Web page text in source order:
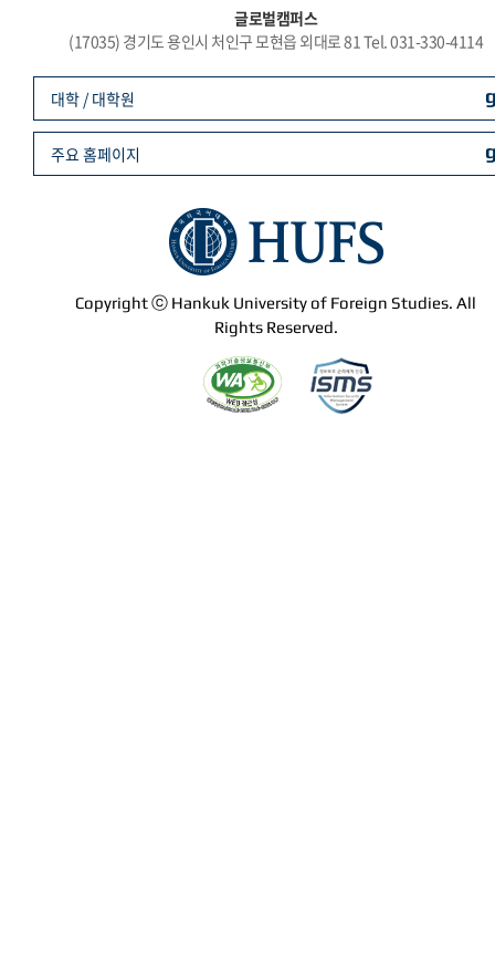
글로벌캠퍼스
(17035) 경기도 용인시 처인구 모현읍 외대로 81 Tel. 031-330-4114
Copyright ⓒ Hankuk University of Foreign Studies. All
Rights Reserved.
대학 / 대학원
주요 홈페이지